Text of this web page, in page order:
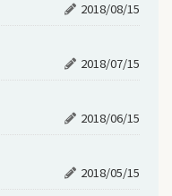
2018/08/15
2018/07/15
2018/06/15
2018/05/15